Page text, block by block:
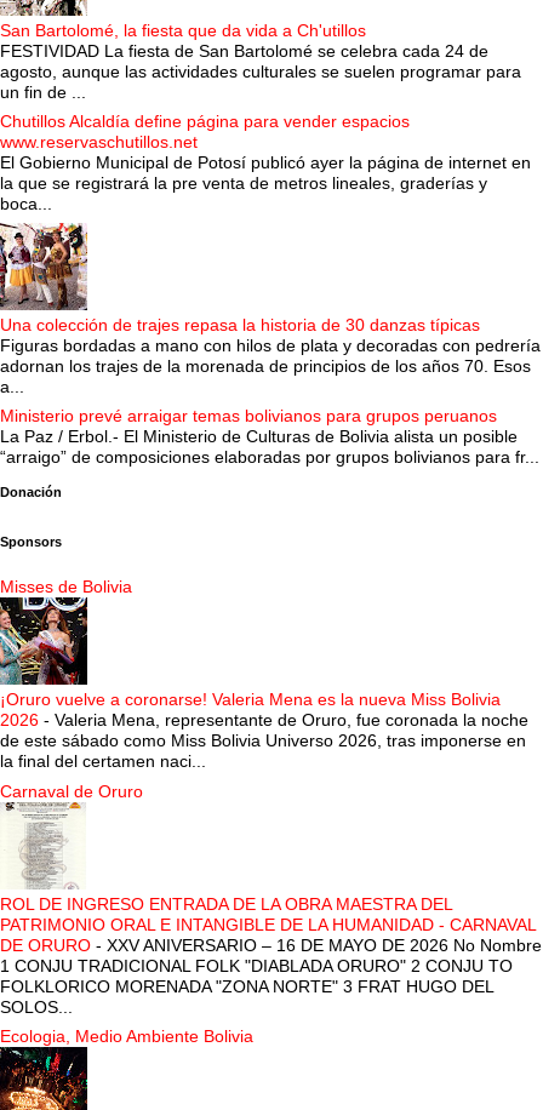
San Bartolomé, la fiesta que da vida a Ch'utillos
FESTIVIDAD La fiesta de San Bartolomé se celebra cada 24 de
agosto, aunque las actividades culturales se suelen programar para
un fin de ...
Chutillos Alcaldía define página para vender espacios
www.reservaschutillos.net
El Gobierno Municipal de Potosí publicó ayer la página de internet en
la que se registrará la pre venta de metros lineales, graderías y
boca...
Una colección de trajes repasa la historia de 30 danzas típicas
Figuras bordadas a mano con hilos de plata y decoradas con pedrería
adornan los trajes de la morenada de principios de los años 70. Esos
a...
Ministerio prevé arraigar temas bolivianos para grupos peruanos
La Paz / Erbol.- El Ministerio de Culturas de Bolivia alista un posible
“arraigo” de composiciones elaboradas por grupos bolivianos para fr...
Donación
Sponsors
Misses de Bolivia
¡Oruro vuelve a coronarse! Valeria Mena es la nueva Miss Bolivia
2026 - Valeria Mena, representante de Oruro, fue coronada la noche
de este sábado como Miss Bolivia Universo 2026, tras imponerse en
la final del certamen naci...
Carnaval de Oruro
ROL DE INGRESO ENTRADA DE LA OBRA MAESTRA DEL
PATRIMONIO ORAL E INTANGIBLE DE LA HUMANIDAD - CARNAVAL
DE ORURO - XXV ANIVERSARIO – 16 DE MAYO DE 2026 No Nombre
1 CONJU TRADICIONAL FOLK "DIABLADA ORURO" 2 CONJU TO
FOLKLORICO MORENADA "ZONA NORTE" 3 FRAT HUGO DEL
SOLOS...
Ecologia, Medio Ambiente Bolivia